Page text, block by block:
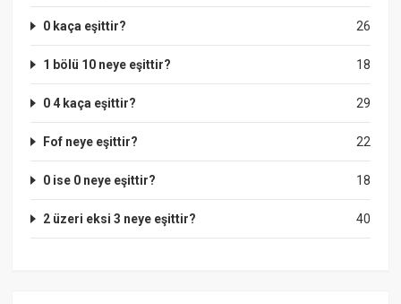
26
0 kaça eşittir?
18
1 bölü 10 neye eşittir?
29
0 4 kaça eşittir?
22
Fof neye eşittir?
18
0 ise 0 neye eşittir?
40
2 üzeri eksi 3 neye eşittir?